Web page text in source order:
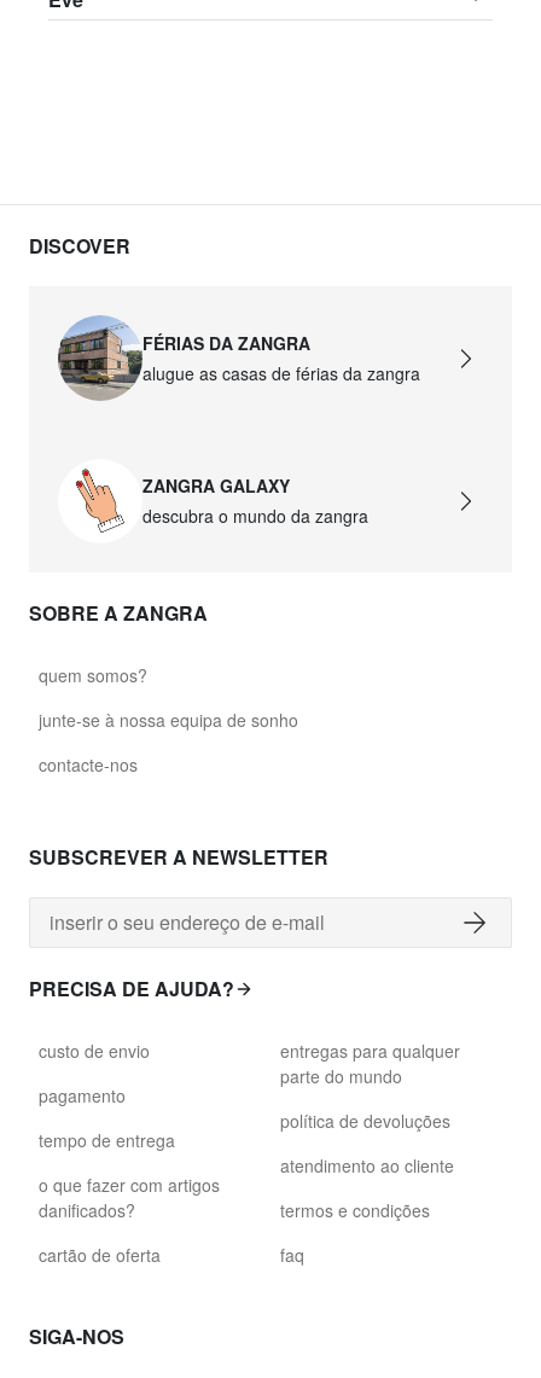
DISCOVER
FÉRIAS DA ZANGRA
alugue as casas de férias da zangra
ZANGRA GALAXY
descubra o mundo da zangra
SOBRE A ZANGRA
quem somos?
junte-se à nossa equipa de sonho
contacte-nos
SUBSCREVER A NEWSLETTER
PRECISA DE AJUDA?
custo de envio
pagamento
tempo de entrega
o que fazer com artigos
danificados?
cartão de oferta
entregas para qualquer
parte do mundo
política de devoluções
atendimento ao cliente
termos e condições
faq
SIGA-NOS